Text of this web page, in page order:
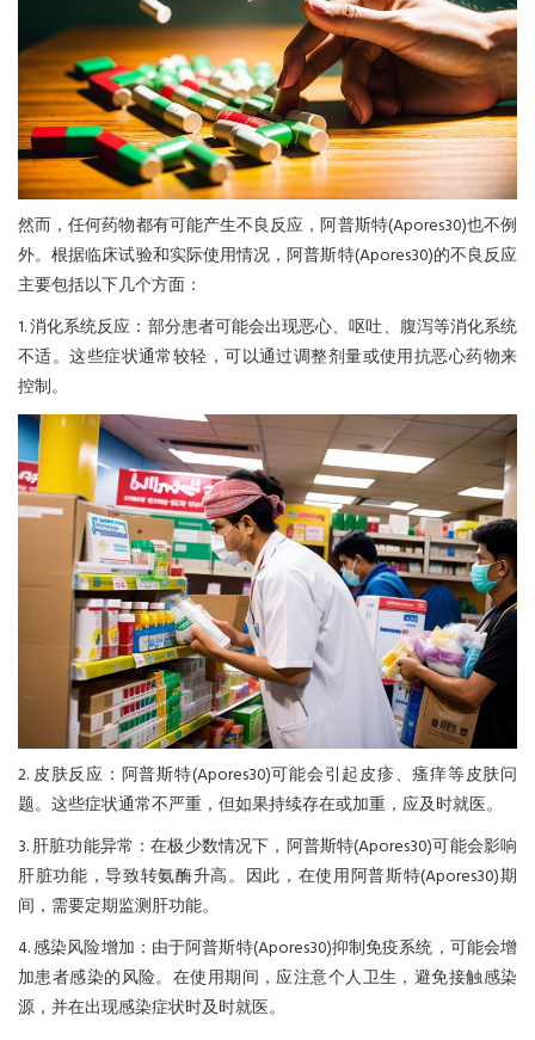
然而，任何药物都有可能产生不良反应，阿普斯特(Apores30)也不例
外。根据临床试验和实际使用情况，阿普斯特(Apores30)的不良反应
主要包括以下几个方面：
1. 消化系统反应：部分患者可能会出现恶心、呕吐、腹泻等消化系统
不适。这些症状通常较轻，可以通过调整剂量或使用抗恶心药物来
控制。
2. 皮肤反应：阿普斯特(Apores30)可能会引起皮疹、瘙痒等皮肤问
题。这些症状通常不严重，但如果持续存在或加重，应及时就医。
3. 肝脏功能异常：在极少数情况下，阿普斯特(Apores30)可能会影响
肝脏功能，导致转氨酶升高。因此，在使用阿普斯特(Apores30)期
间，需要定期监测肝功能。
4. 感染风险增加：由于阿普斯特(Apores30)抑制免疫系统，可能会增
加患者感染的风险。在使用期间，应注意个人卫生，避免接触感染
源，并在出现感染症状时及时就医。